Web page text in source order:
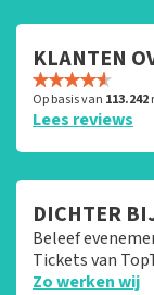
KLANTEN
Op basis van 113.242
Lees reviews
DICHTER
Beleef
Tickets van
Zo werken wij